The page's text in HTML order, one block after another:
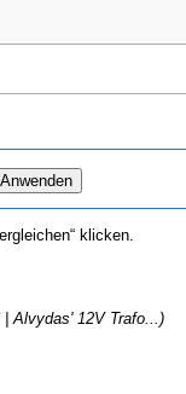
klicken.
| Alvydas' 12V Trafo...)